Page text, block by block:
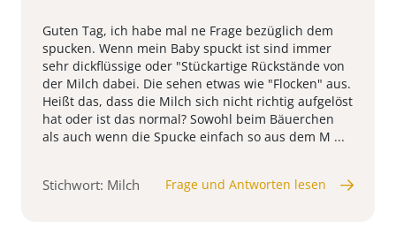
Guten Tag, ich habe mal ne Frage bezüglich dem
spucken. Wenn mein Baby spuckt ist sind immer
sehr dickflüssige oder "Stückartige Rückstände von
der Milch dabei. Die sehen etwas wie "Flocken" aus.
Heißt das, dass die Milch sich nicht richtig aufgelöst
hat oder ist das normal? Sowohl beim Bäuerchen
als auch wenn die Spucke einfach so aus dem M ...
Stichwort: Milch Frage und Antworten lesen